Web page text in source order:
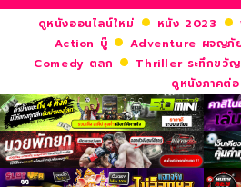
ดูหนังออนไลน์ใหม่ หนัง 2023
Action บู๊
Adventure ผจญภั
Comedy ตลก
Thriller ระทึกขวัญ
ดูหนังภาคต่อ